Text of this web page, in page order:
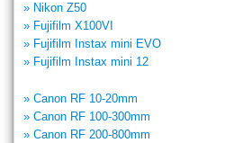
» Nikon Z50
» Fujifilm X100VI
» Fujifilm Instax mini EVO
» Fujifilm Instax mini 12
» Canon RF 10-20mm
» Canon RF 100-300mm
» Canon RF 200-800mm